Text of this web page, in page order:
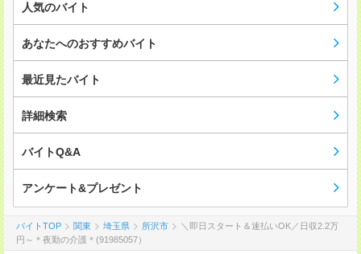
人気のバイト
あなたへのおすすめバイト
最近見たバイト
詳細検索
バイトQ&A
アンケート&プレゼント
バイトTOP 関東 埼玉県 所沢市
＼即日スタート＆速払いOK／日収2.2万
円～＊夜勤の介護＊(91985057）